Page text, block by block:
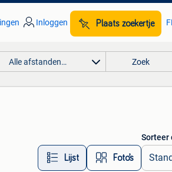
Inloggen Plaats zoekertje
Alle afstanden… Zoek
Lijst Foto’s
Sorteer